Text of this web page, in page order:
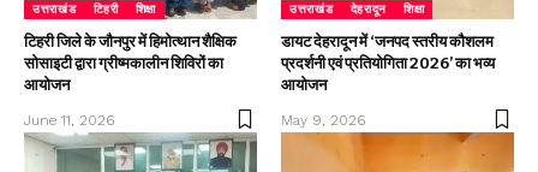
उत्तराखंड टिहरी शिक्षा
टिहरी जिले के जौनपुर में हिमोत्थान शैक्षिक
सोसाइटी द्वारा ग्रीष्मकालीन शिविरों का
आयोजन
June 11, 2026
उत्तराखंड देहरादून शिक्षा
डायट देहरादून में ‘जनपद स्तरीय कौशलम
प्रदर्शनी एवं प्रतियोगिता 2026’ का भव्य
आयोजन
May 9, 2026